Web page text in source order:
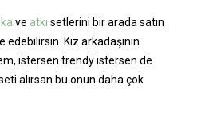
ve atkı setlerini bir arada satın
Kız arkadaşının
istersen trendy istersen de
alırsan bu onun daha çok